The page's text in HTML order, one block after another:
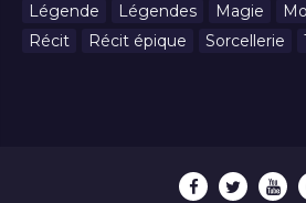
Légende
Légendes Magie
Récit
Récit épique Sorcellerie